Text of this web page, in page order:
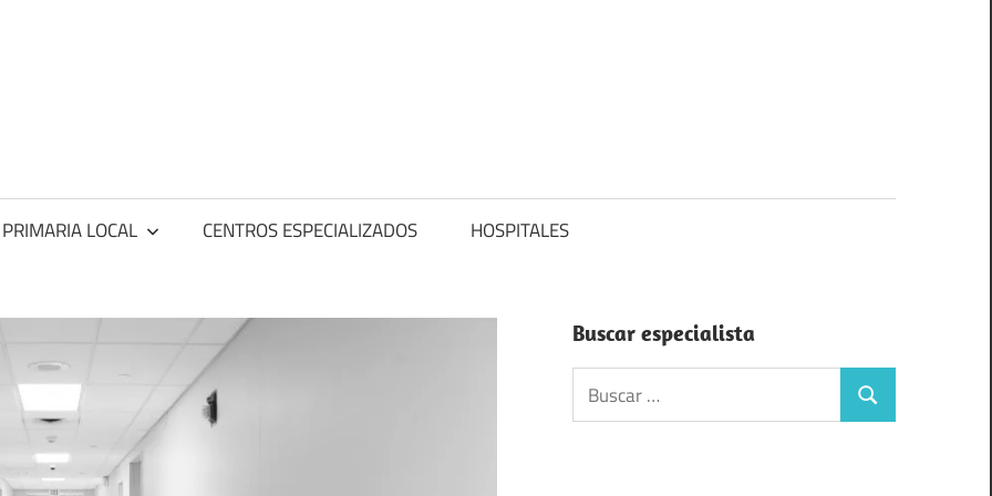
LOCAL CENTROS ESPECIALIZADOS HOSPITALES
Buscar especialista
Buscar:
Buscar